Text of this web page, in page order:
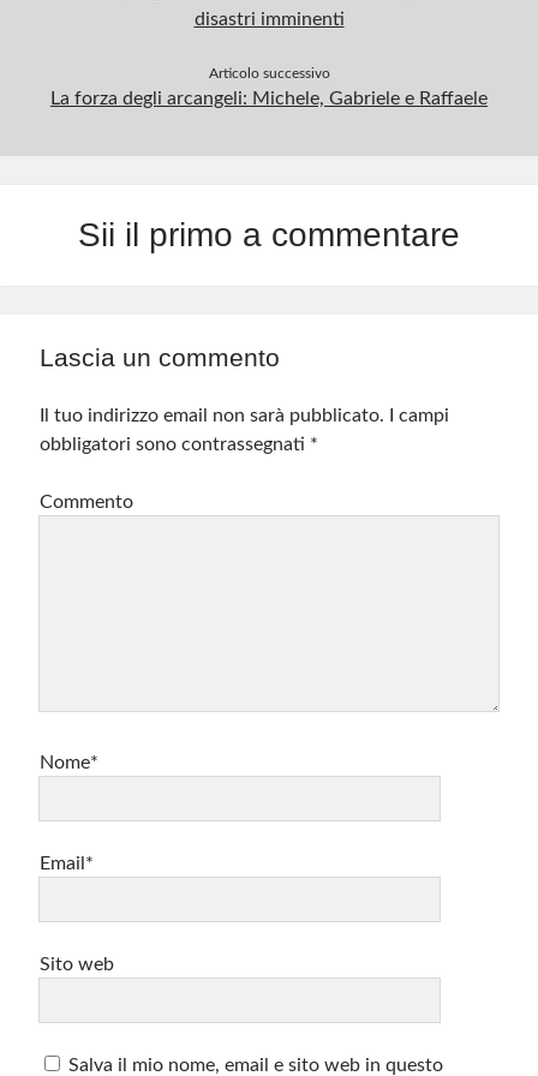
disastri imminenti
Articolo successivo
La forza degli arcangeli: Michele, Gabriele e Raffaele
Sii il primo a commentare
Lascia un commento
Il tuo indirizzo email non sarà pubblicato.
I campi
obbligatori sono contrassegnati *
Commento
Nome*
Email*
Sito web
Salva il mio nome, email e sito web in questo